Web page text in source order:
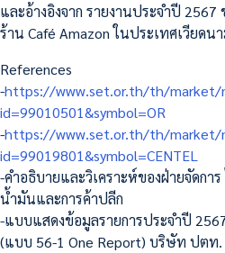
และอ้างอิงจาก รายงานประจำปี
ร้าน Café Amazon ในประเทศเวียดน
References
-https://www.set.or.th/th/market/
id=99010501&symbol=OR
-https://www.set.or.th/th/market/
id=99019801&symbol=CENTEL
-คำอธิบายและวิเคราะห์ของฝ่ายจัดก
น้ำมันและการค้าปลีก
-แบบแสดงข้อมูลรายการประจำปี
(แบบ 56-1 One Report) บริษัท ปตท.